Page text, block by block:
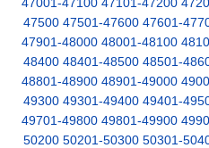
47500 47501-47600 47601-
47901-48000 48001-48100
48400 48401-48500 48501-
48801-48900 48901-49000
49300 49301-49400 49401-
49701-49800 49801-49900
50200 50201-50300 50301-